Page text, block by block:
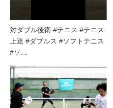
対ダブル後衛 #テニス #テニス
上達 #ダブルス #ソフトテニス
#ソ…